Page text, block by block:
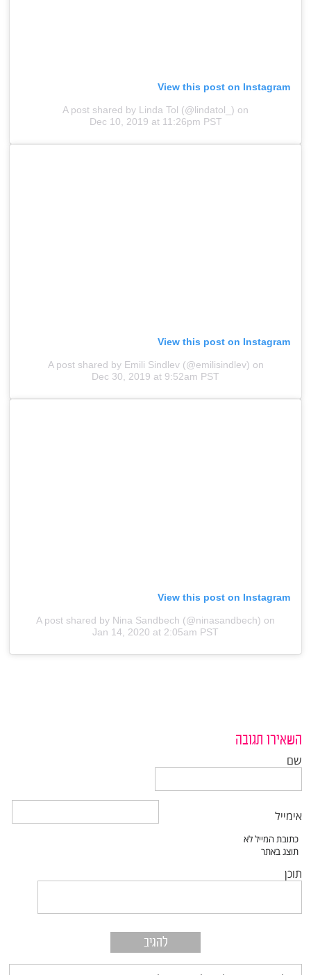
View this post on Instagram
A post shared by Linda Tol (@lindatol_) on
Dec 10, 2019 at 11:26pm PST
View this post on Instagram
A post shared by Emili Sindlev (@emilisindlev) on
Dec 30, 2019 at 9:52am PST
View this post on Instagram
A post shared by Nina Sandbech (@ninasandbech) on
Jan 14, 2020 at 2:05am PST
השאירו תגובה
שם
אימייל
תוכן